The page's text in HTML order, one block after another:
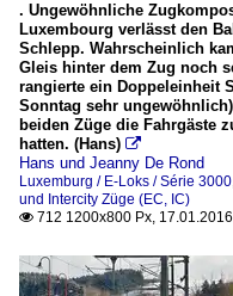
. Ungewöhnliche
Luxembourg verlässt den
Schlepp. Wahrscheinlich
Gleis hinter dem Zug noch
rangierte ein Doppeleinheit
Sonntag sehr
beiden Züge die Fahrgäste
hatten. (Hans) 
Hans und Jeanny De Rond
Luxemburg / E-Loks / Série 3000
und Intercity Züge (EC, IC)
 712 1200x800 Px, 17.01.2016